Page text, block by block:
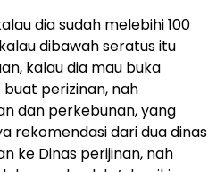
dia sudah melebihi 100
dibawah seratus itu
kalau dia mau buka
perizinan, nah
dan perkebunan, yang
rekomendasi dari dua dinas
ke Dinas perijinan, nah